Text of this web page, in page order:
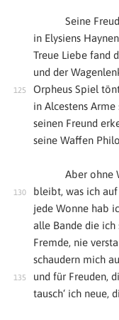
Seine
in Elysiens
Treue Liebe fand
und der
Orpheus Spiel
in Alcestens
seinen Freund
seine Waffen
Aber ohne
bleibt, was ich
jede Wonne hab
alle Bande die ich
Fremde, nie
schaudern mich
und für Freuden,
tausch‘ ich neue,